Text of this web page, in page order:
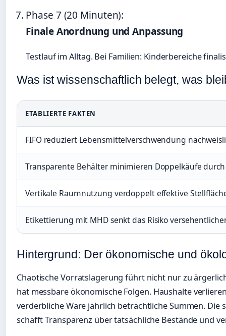
Phase 7 (20 Minuten):
Finale Anordnung und Anpassung
Testlauf im Alltag. Bei Familien: Kinderbereiche
Was ist wissenschaftlich belegt, was
ETABLIERTE FAKTEN
FIFO reduziert Lebensmittelverschwendung
Transparente Behälter minimieren Doppelkäufe
Vertikale Raumnutzung verdoppelt effektive
Etikettierung mit MHD senkt das Risiko
Hintergrund: Der ökonomische und
Chaotische Vorratslagerung führt nicht nur zu
hat messbare ökonomische Folgen. Haushalte
verderbliche Ware jährlich beträchtliche Summen. Die
schafft Transparenz über tatsächliche Bestände und